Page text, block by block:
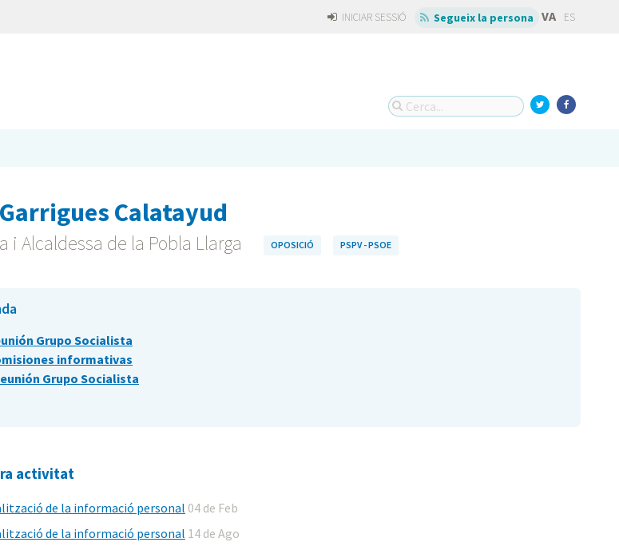
INICIAR SESSIÓ Segueix la persona VA ES
Calatayud
i Alcaldessa de la Pobla Llarga OPOSICIÓ PSPV - PSOE
Grupo Socialista
informativas
Grupo Socialista
activitat
de la informació personal 04 de Feb
de la informació personal 14 de Ago